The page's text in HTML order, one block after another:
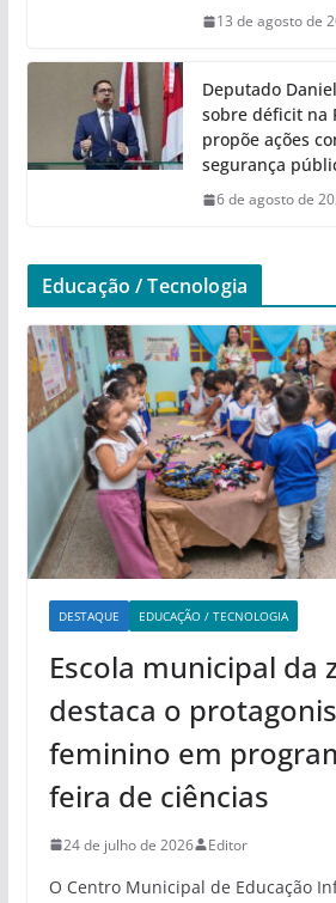
13 de agosto de
Deputado
sobre déficit na
propõe ações
segurança
6 de agosto de
Educação / Tecnologia
DESTAQUE EDUCAÇÃO / TECNOLOGIA
Escola municipal da
destaca o
feminino em
feira de ciências
24 de julho de 2026 Editor
O Centro Municipal de Educação